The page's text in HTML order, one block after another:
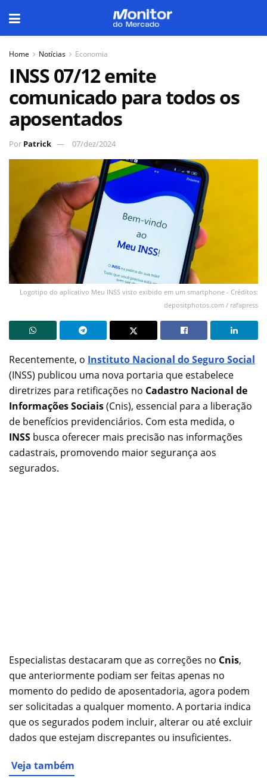
Home Notícias Economia
INSS 07/12 emite
comunicado para todos os
aposentados
Por Patrick 07/dez/2024
Logotipo do aplicativo Meu INSS visto exibido em um smartphone - Créditos:
depositphotos.com / rafapress
Recentemente, o Instituto Nacional do Seguro Social
(INSS) publicou uma nova portaria que estabelece
diretrizes para retificações no Cadastro Nacional de
Informações Sociais(Cnis), essencial para a liberação
de benefícios previdenciários. Com esta medida, o
INSS busca oferecer mais precisão nas informações
cadastrais, promovendo maior segurança aos
segurados.
Especialistas destacaram que as correções no Cnis,
que anteriormente podiam ser feitas apenas no
momento do pedido de aposentadoria, agora podem
ser solicitadas a qualquer momento. A portaria indica
que os segurados podem incluir, alterar ou até excluir
dados que estejam discrepantes ou insuficientes.
Veja também